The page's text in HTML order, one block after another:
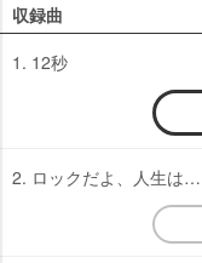
収録曲
1. 12秒
2. ロックだよ、人生は…